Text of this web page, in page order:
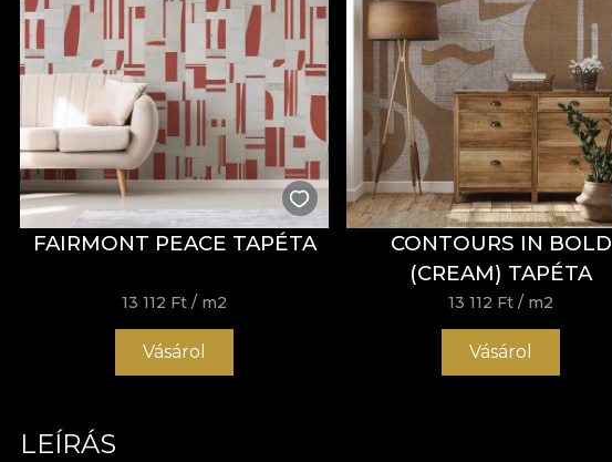
FAIRMONT PEACE TAPÉTA
13 112 Ft / m2
Vásárol
CONTOURS IN BOLD
(CREAM) TAPÉTA
13 112 Ft / m2
Vásárol
LEÍRÁS